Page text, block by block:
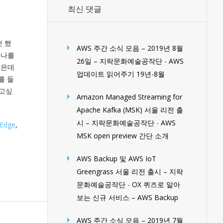
했
를
데
들
싶
,
최신 댓글
AWS 주간 소식 모음 – 2019년 8월
26일 – 지락문화예술공작단 - AWS
업데이트 읽어주기 19년-8월
Amazon Managed Streaming for
Apache Kafka (MSK) 서울 리전 출
시 – 지락문화예술공작단 - AWS
MSK open preview 간단 소개
AWS Backup 및 AWS IoT
Greengrass 서울 리전 출시 – 지락
문화예술공작단 - OX 퀴즈로 알아
보는 신규 서비스 – AWS Backup
AWS 주간 소식 모음 – 2019년 7월